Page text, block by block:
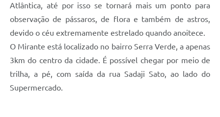
Notícias
Contato
Atlântica, até por isso se tornará mais um ponto para
observação de pássaros, de flora e também de astros,
devido o céu extremamente estrelado quando anoitece.
O Mirante está localizado no bairro Serra Verde, a apenas
3km do centro da cidade. É possível chegar por meio de
trilha, a pé, com saída da rua Sadaji Sato, ao lado do
Supermercado.